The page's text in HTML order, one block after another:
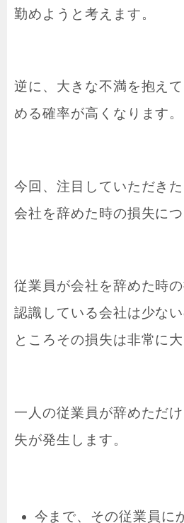
勤めようと考えます。
逆に、大きな不満を抱え
める確率が高くなります。
今回、注目していただき
会社を辞めた時の損失につ
従業員が会社を辞めた時
認識している会社は少な
ところその損失は非常に
一人の従業員が辞めただ
失が発生します。
今まで、その従業員に